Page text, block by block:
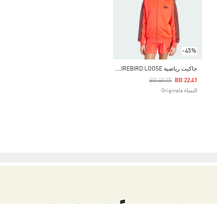
-45%
ج
اكيت رياضية ADICOLOR CLASSIC FIREBIRD LOOSE
Price Reduced From
BD 40.75
To BD 22.41
النساء Originals